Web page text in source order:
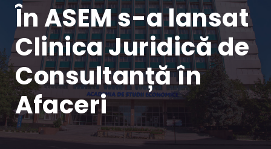
În ASEM s-a lansat
Clinica Juridică de
Consultanță în
Afaceri